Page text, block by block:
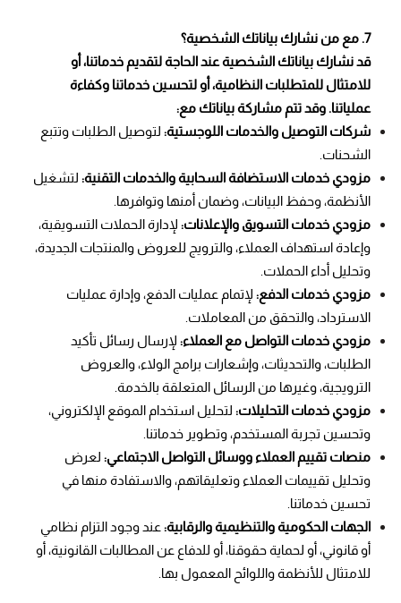
7. مع من نشارك بياناتك الشخصية؟
قد نشارك بياناتك الشخصية عند الحاجة لتقديم خدماتنا، أو
للامتثال للمتطلبات النظامية، أو لتحسين خدماتنا وكفاءة
عملياتنا. وقد تتم مشاركة بياناتك مع:
شركات التوصيل والخدمات اللوجستية: لتوصيل الطلبات وتتبع
الشحنات.
مزودي خدمات الاستضافة السحابية والخدمات التقنية: لتشغيل
الأنظمة، وحفظ البيانات، وضمان أمنها وتوافرها.
مزودي خدمات التسويق والإعلانات: لإدارة الحملات التسويقية،
وإعادة استهداف العملاء، والترويج للعروض والمنتجات الجديدة،
وتحليل أداء الحملات.
مزودي خدمات الدفع: لإتمام عمليات الدفع، وإدارة عمليات
الاسترداد، والتحقق من المعاملات.
مزودي خدمات التواصل مع العملاء: لإرسال رسائل تأكيد
الطلبات، والتحديثات، وإشعارات برامج الولاء، والعروض
الترويجية، وغيرها من الرسائل المتعلقة بالخدمة.
مزودي خدمات التحليلات: لتحليل استخدام الموقع الإلكتروني،
وتحسين تجربة المستخدم، وتطوير خدماتنا.
منصات تقييم العملاء ووسائل التواصل الاجتماعي: لعرض
وتحليل تقييمات العملاء وتعليقاتهم، والاستفادة منها في
تحسين خدماتنا.
الجهات الحكومية والتنظيمية والرقابية: عند وجود التزام نظامي
أو قانوني، أو لحماية حقوقنا، أو للدفاع عن المطالبات القانونية، أو
للامتثال للأنظمة واللوائح المعمول بها.